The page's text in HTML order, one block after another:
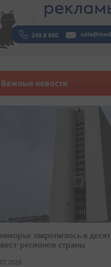
Важные новости
закрепилось в
регионов страны